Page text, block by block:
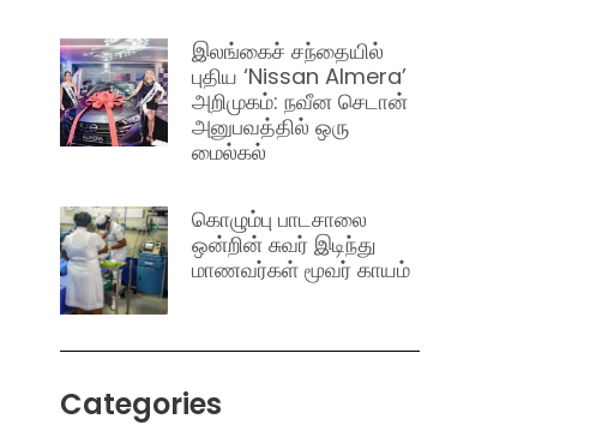
இலங்கைச் சந்தையில்
புதிய ‘Nissan Almera’
அறிமுகம்: நவீன செடான்
அனுபவத்தில் ஒரு
மைல்கல்
கொழும்பு பாடசாலை
ஒன்றின் சுவர் இடிந்து
மாணவர்கள் மூவர் காயம்
Categories